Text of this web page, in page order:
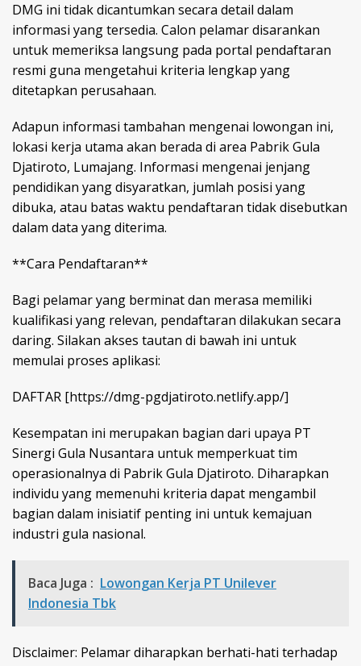
DMG ini tidak dicantumkan secara detail dalam
informasi yang tersedia. Calon pelamar disarankan
untuk memeriksa langsung pada portal pendaftaran
resmi guna mengetahui kriteria lengkap yang
ditetapkan perusahaan.
Adapun informasi tambahan mengenai lowongan ini,
lokasi kerja utama akan berada di area Pabrik Gula
Djatiroto, Lumajang. Informasi mengenai jenjang
pendidikan yang disyaratkan, jumlah posisi yang
dibuka, atau batas waktu pendaftaran tidak disebutkan
dalam data yang diterima.
**Cara Pendaftaran**
Bagi pelamar yang berminat dan merasa memiliki
kualifikasi yang relevan, pendaftaran dilakukan secara
daring. Silakan akses tautan di bawah ini untuk
memulai proses aplikasi:
DAFTAR [https://dmg-pgdjatiroto.netlify.app/]
Kesempatan ini merupakan bagian dari upaya PT
Sinergi Gula Nusantara untuk memperkuat tim
operasionalnya di Pabrik Gula Djatiroto. Diharapkan
individu yang memenuhi kriteria dapat mengambil
bagian dalam inisiatif penting ini untuk kemajuan
industri gula nasional.
Baca Juga : Lowongan Kerja PT Unilever
Indonesia Tbk
Disclaimer: Pelamar diharapkan berhati-hati terhadap